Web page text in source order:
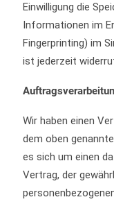
Einwilligung die
Informationen im
Fingerprinting) im
ist jederzeit
Wir haben einen
dem oben
es sich um einen
Vertrag, der